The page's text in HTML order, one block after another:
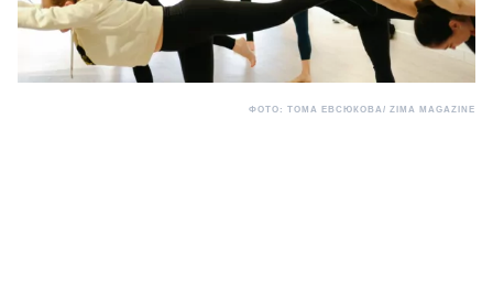
ФОТО: ТОМА ЕВСЮКОВА/ ZIMA MAGAZINE